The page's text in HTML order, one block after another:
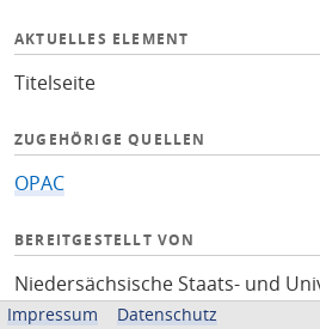
AKTUELLES ELEMENT
Titelseite
ZUGEHÖRIGE QUELLEN
OPAC
BEREITGESTELLT VON
Niedersächsische Staats- und
Göttingen
Impressum Datenschutz